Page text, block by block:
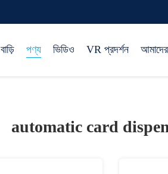
বাড়ি পণ্য ভিডিও VR প্রদর্শন
automatic card